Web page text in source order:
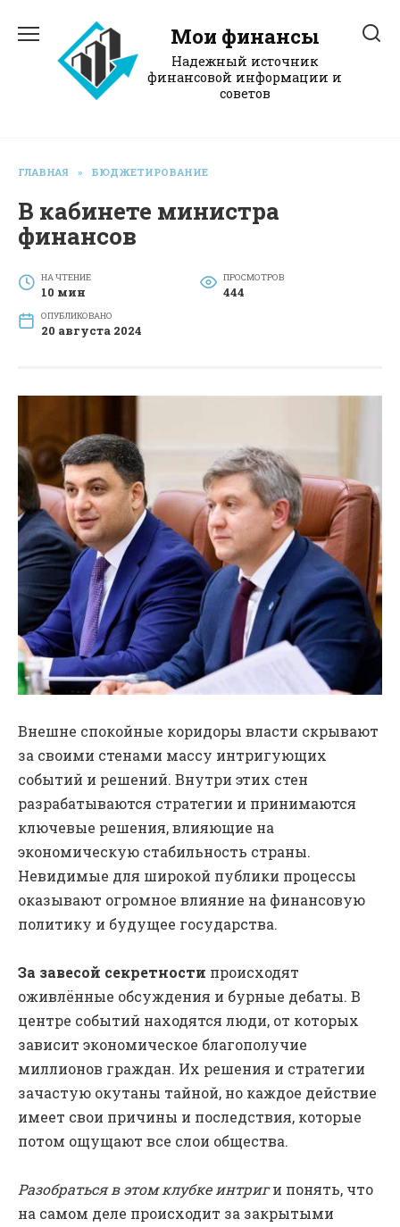
содержанию
Мои финансы
Надежный источник
финансовой информации и
советов
ГЛАВНАЯ » БЮДЖЕТИРОВАНИЕ
В кабинете министра
финансов
НА ЧТЕНИЕ
10 мин
ПРОСМОТРОВ
444
ОПУБЛИКОВАНО
20 августа 2024
Внешне спокойные коридоры власти скрывают
за своими стенами массу интригующих
событий и решений. Внутри этих стен
разрабатываются стратегии и принимаются
ключевые решения, влияющие на
экономическую стабильность страны.
Невидимые для широкой публики процессы
оказывают огромное влияние на финансовую
политику и будущее государства.
За завесой секретности происходят
оживлённые обсуждения и бурные дебаты. В
центре событий находятся люди, от которых
зависит экономическое благополучие
миллионов граждан. Их решения и стратегии
зачастую окутаны тайной, но каждое действие
имеет свои причины и последствия, которые
потом ощущают все слои общества.
Разобраться в этом клубке интриги понять, что
на самом деле происходит за закрытыми